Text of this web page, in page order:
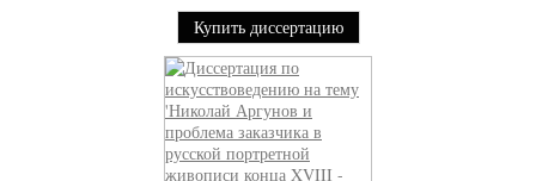
Купить диссертацию